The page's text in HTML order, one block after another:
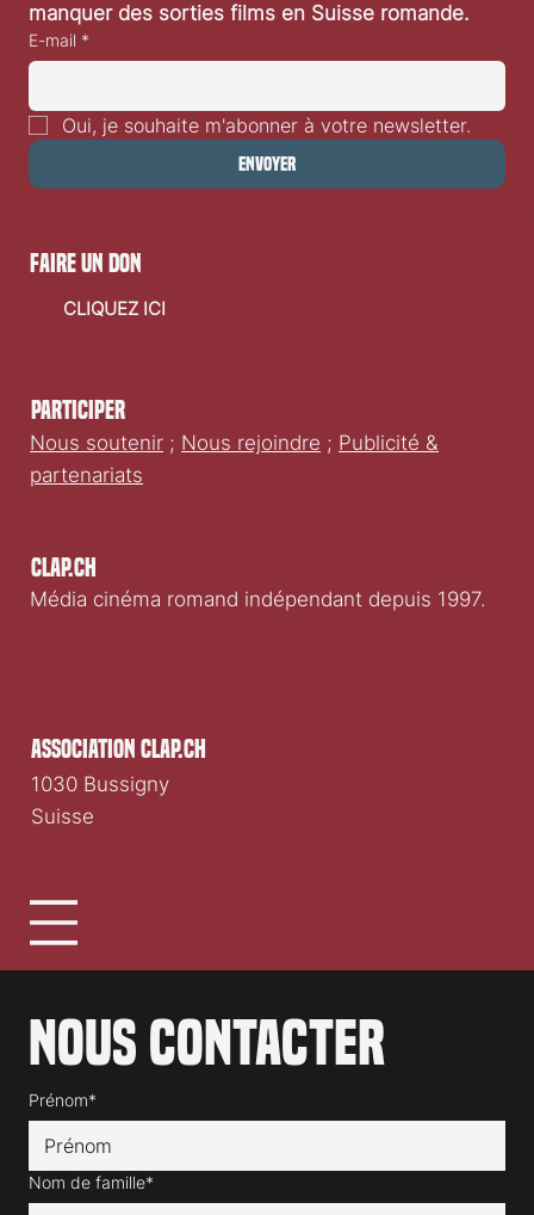
manquer des sorties films en Suisse romande.
E-mail *
Oui, je souhaite m'abonner à votre newsletter.
Envoyer
Clap.ch
Média cinéma romand indépendant depuis 1997.
Participer
Nous soutenir ; Nous rejoindre ; Publicité &
partenariats
Nous contacter
Prénom*
Nom de famille*
faire un don
CLIQUEZ ICI
association clap.ch
1030 Bussigny
Suisse